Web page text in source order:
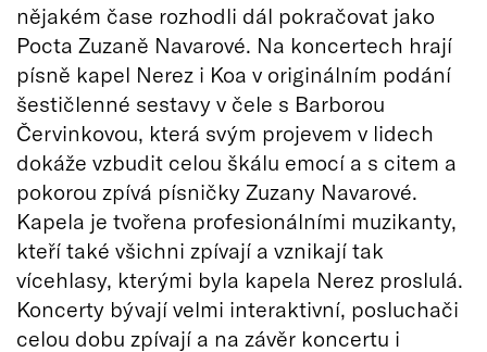
nějakém čase rozhodli dál pokračovat jako
Pocta Zuzaně Navarové. Na koncertech hrají
písně kapel Nerez i Koa v originálním podání
šestičlenné sestavy v čele s Barborou
Červinkovou, která svým projevem v lidech
dokáže vzbudit celou škálu emocí a s citem a
pokorou zpívá písničky Zuzany Navarové.
Kapela je tvořena profesionálními muzikanty,
kteří také všichni zpívají a vznikají tak
vícehlasy, kterými byla kapela Nerez proslulá.
Koncerty bývají velmi interaktivní, posluchači
celou dobu zpívají a na závěr koncertu i